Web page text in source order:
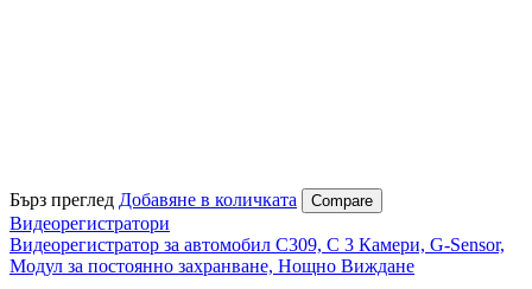
Бърз преглед Добавяне в количката Compare
Видеорегистратори
Видеорегистратор за автомобил C309, С 3 Камери, G-Sensor,
Модул за постоянно захранване, Нощно Виждане